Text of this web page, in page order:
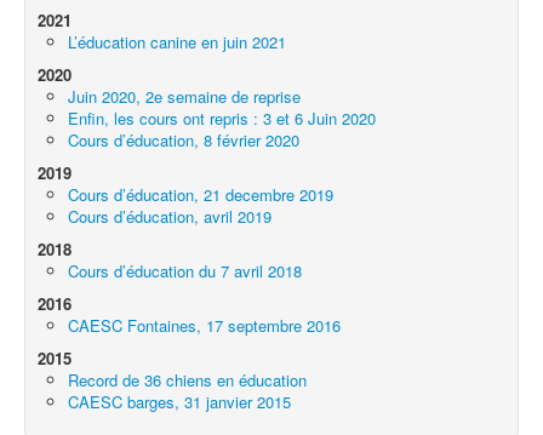
2021
L’éducation canine en juin 2021
2020
Juin 2020, 2e semaine de reprise
Enfin, les cours ont repris : 3 et 6 Juin 2020
Cours d’éducation, 8 février 2020
2019
Cours d’éducation, 21 decembre 2019
Cours d’éducation, avril 2019
2018
Cours d’éducation du 7 avril 2018
2016
CAESC Fontaines, 17 septembre 2016
2015
Record de 36 chiens en éducation
CAESC barges, 31 janvier 2015